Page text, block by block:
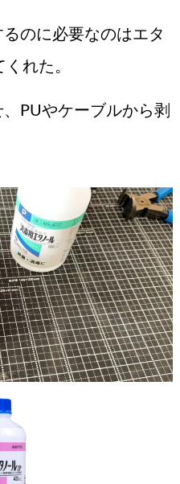
のに必要なのはエタ
れた。
PUやケーブルから剥